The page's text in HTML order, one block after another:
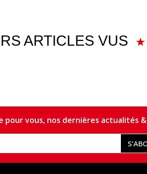
ARTICLES VUS
vous, nos dernières actualités